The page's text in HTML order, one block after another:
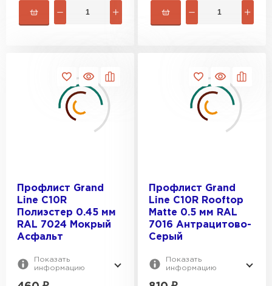
Профлист Grand
Line С10R
Полиэстер 0.45 мм
RAL 7024 Мокрый
Асфальт
Показать
информацию
Профлист Grand
Line С10R Rooftop
Matte 0.5 мм RAL
7016 Антрацитово-
Серый
Показать
информацию
Цементно-песчаная черепица